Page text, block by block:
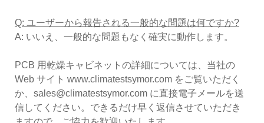
Q: ユーザーから報告される一般的な問題は何ですか?
A: いいえ、一般的な問題もなく確実に動作します。
PCB 用乾燥キャビネットの詳細については、当社の
Web サイト www.climatestsymor.com をご覧いただく
か、sales@climatestsymor.com に直接電子メールを送
信してください。できるだけ早く返信させていただき